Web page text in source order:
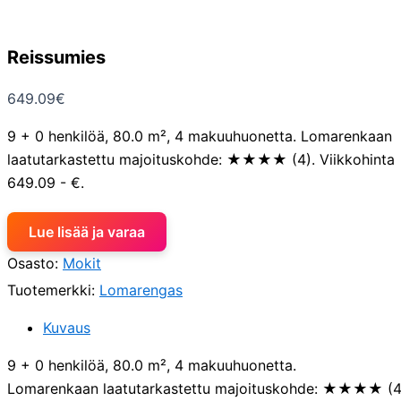
Reissumies
649.09€
9 + 0 henkilöä, 80.0 m², 4 makuuhuonetta. Lomarenkaan
laatutarkastettu majoituskohde: ★★★★ (4). Viikkohinta
649.09 - €.
Lue lisää ja varaa
Osasto: Mokit
Tuotemerkki: Lomarengas
Kuvaus
9 + 0 henkilöä, 80.0 m², 4 makuuhuonetta.
Lomarenkaan laatutarkastettu majoituskohde: ★★★★